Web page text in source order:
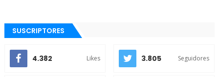
SUSCRIPTORES
4.382 Likes 3.805 Seguidores